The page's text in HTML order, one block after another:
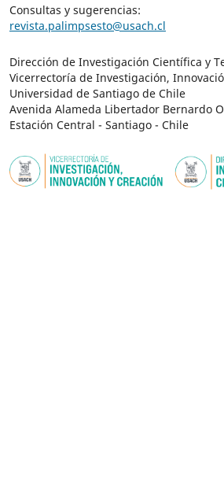
Consultas y sugerencias:
revista.palimpsesto@usach.cl
Dirección de Investigación Científica y
Vicerrectoría de Investigación,
Universidad de Santiago de Chile
Avenida Alameda Libertador Bernardo
Estación Central - Santiago - Chile